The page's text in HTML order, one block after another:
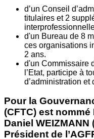
d’un Conseil
titulaires et 2
d'un Bureau de 8
ces organisations
2 ans.
d'un Commissaire
l’Etat, participe à
d’administration et
Pour la
(CFTC) est nommé
Daniel WEIZMANN
Président de